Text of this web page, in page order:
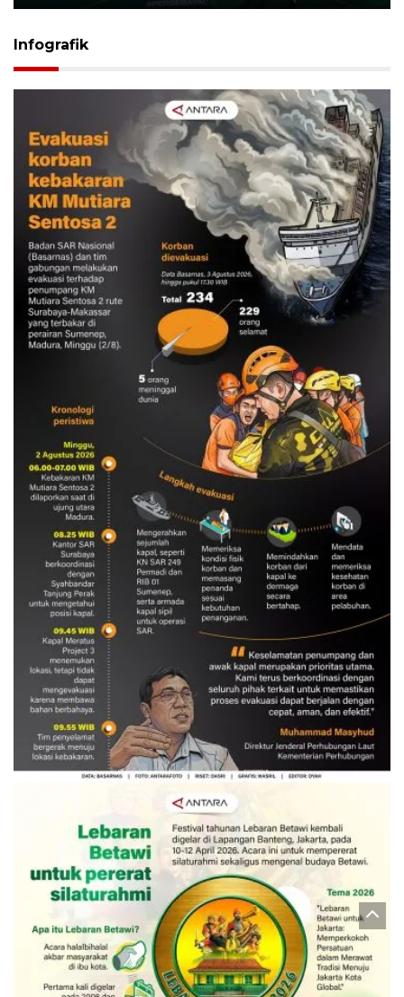
Infografik
Evakuasi korban kebakaran KM
Mutiara Sentosa 2
3 Agustus 2026